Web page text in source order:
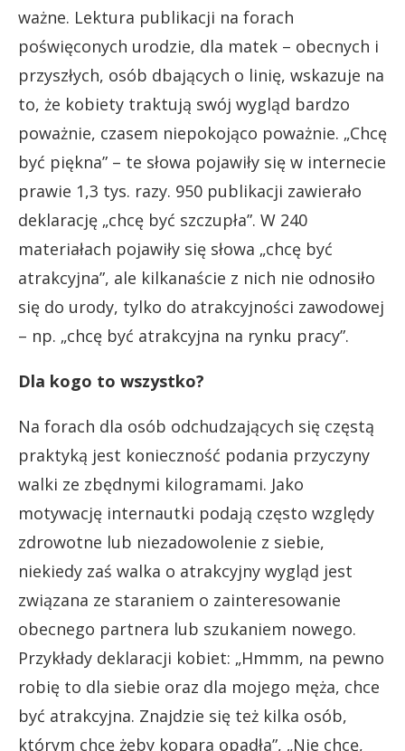
ważne. Lektura publikacji na forach
poświęconych urodzie, dla matek – obecnych i
przyszłych, osób dbających o linię, wskazuje na
to, że kobiety traktują swój wygląd bardzo
poważnie, czasem niepokojąco poważnie. „Chcę
być piękna” – te słowa pojawiły się w internecie
prawie 1,3 tys. razy. 950 publikacji zawierało
deklarację „chcę być szczupła”. W 240
materiałach pojawiły się słowa „chcę być
atrakcyjna”, ale kilkanaście z nich nie odnosiło
się do urody, tylko do atrakcyjności zawodowej
– np. „chcę być atrakcyjna na rynku pracy”.
Dla kogo to wszystko?
Na forach dla osób odchudzających się częstą
praktyką jest konieczność podania przyczyny
walki ze zbędnymi kilogramami. Jako
motywację internautki podają często względy
zdrowotne lub niezadowolenie z siebie,
niekiedy zaś walka o atrakcyjny wygląd jest
związana ze staraniem o zainteresowanie
obecnego partnera lub szukaniem nowego.
Przykłady deklaracji kobiet: „Hmmm, na pewno
robię to dla siebie oraz dla mojego męża, chce
być atrakcyjna. Znajdzie się też kilka osób,
którym chcę żeby kopara opadła”, „Nie chcę,